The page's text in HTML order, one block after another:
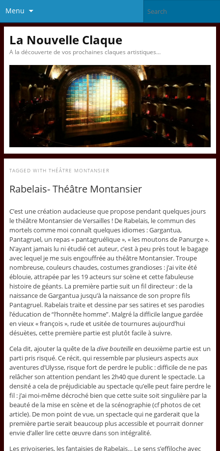
Menu
La Nouvelle Claque
A la découverte de vos prochaines claques artistiques…
TAGGED WITH THÉÂTRE MONTANSIER
Rabelais- Théâtre Montansier
C’est une création audacieuse que propose pendant quelques jours
le théâtre Montansier de Versailles ! De Rabelais, le commun des
mortels comme moi connaît quelques idiomes : Gargantua,
Pantagruel, un repas « pantagruélique », « les moutons de Panurge ».
N’ayant jamais lu ni étudié cet auteur, c’est à peu près tout le bagage
avec lequel je me suis engouffrée au théâtre Montansier. Troupe
nombreuse, couleurs chaudes, costumes grandioses : j’ai vite été
éblouie, attrapée par les 19 acteurs sur scène et cette fabuleuse
histoire de géants. La première partie suit un fil directeur : de la
naissance de Gargantua jusqu’à la naissance de son propre fils
Pantagruel. Rabelais traite et dessine par ses satires et ses parodies
l’éducation de “l’honnête homme”. Malgré la difficile langue gardée
en vieux « françois », rude et usitée de tournures aujourd’hui
désuètes, cette première partie est plutôt facile à suivre.
Cela dit, ajouter la quête de ladive bouteilleen deuxième partie est un
parti pris risqué. Ce récit, qui ressemble par plusieurs aspects aux
aventures d’Ulysse, risque fort de perdre le public : difficile de ne pas
relâcher son attention pendant les 2h40 que durent le spectacle. La
densité a cela de préjudiciable au spectacle qu’elle peut faire perdre le
fil : j’ai moi-même décroché bien que cette suite soit singulière par la
beauté de la mise en scène et de la scénographie (cf photos de cet
article). De mon point de vue, un spectacle qui ne garderait que la
première partie serait beaucoup plus accessible et pourrait donner
envie d’aller lire cette œuvre dans son intégralité.
Les grivoiseries, les fantaisies de Rabelais… Le sens s’effiloche avec